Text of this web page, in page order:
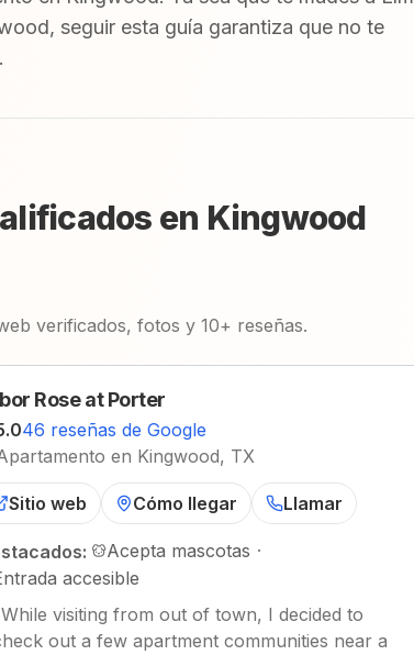
seguir esta guía garantiza que no te
en Kingwood
verificados, fotos y 10+ reseñas.
Rose at Porter
46 reseñas de Google
en Kingwood, TX
Sitio web Cómo llegar Llamar
Acepta mascotas ·
accesible
While visiting from out of town, I decided to
out a few apartment communities near a